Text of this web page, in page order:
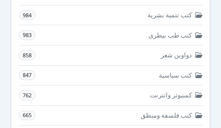
كتب تنمية بشرية 984
كتب طب بيطرى 983
دواوين شعر 858
كتب سياسية 847
كمبيوتر وانترنت 762
كتب فلسفة ومنطق 665